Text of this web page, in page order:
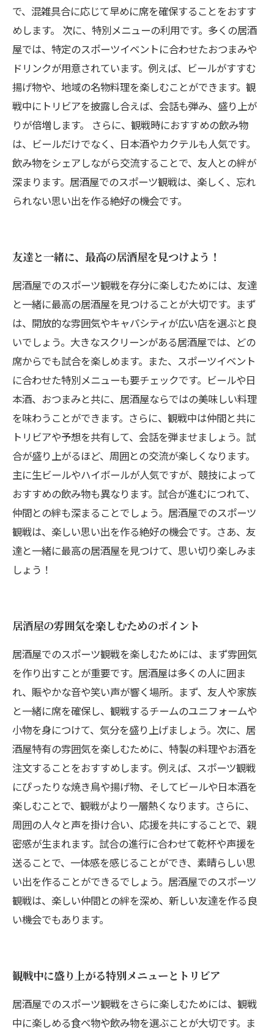
で、混雑具合に応じて早めに席を確保することをおすす
めします。 次に、特別メニューの利用です。多くの居酒
屋では、特定のスポーツイベントに合わせたおつまみや
ドリンクが用意されています。例えば、ビールがすすむ
揚げ物や、地域の名物料理を楽しむことができます。観
戦中にトリビアを披露し合えば、会話も弾み、盛り上が
りが倍増します。 さらに、観戦時におすすめの飲み物
は、ビールだけでなく、日本酒やカクテルも人気です。
飲み物をシェアしながら交流することで、友人との絆が
深まります。居酒屋でのスポーツ観戦は、楽しく、忘れ
られない思い出を作る絶好の機会です。
友達と一緒に、最高の居酒屋を見つけよう！
居酒屋でのスポーツ観戦を存分に楽しむためには、友達
と一緒に最高の居酒屋を見つけることが大切です。まず
は、開放的な雰囲気やキャパシティが広い店を選ぶと良
いでしょう。大きなスクリーンがある居酒屋では、どの
席からでも試合を楽しめます。また、スポーツイベント
に合わせた特別メニューも要チェックです。ビールや日
本酒、おつまみと共に、居酒屋ならではの美味しい料理
を味わうことができます。さらに、観戦中は仲間と共に
トリビアや予想を共有して、会話を弾ませましょう。試
合が盛り上がるほど、周囲との交流が楽しくなります。
主に生ビールやハイボールが人気ですが、競技によって
おすすめの飲み物も異なります。試合が進むにつれて、
仲間との絆も深まることでしょう。居酒屋でのスポーツ
観戦は、楽しい思い出を作る絶好の機会です。さあ、友
達と一緒に最高の居酒屋を見つけて、思い切り楽しみま
しょう！
居酒屋の雰囲気を楽しむためのポイント
居酒屋でのスポーツ観戦を楽しむためには、まず雰囲気
を作り出すことが重要です。居酒屋は多くの人に囲ま
れ、賑やかな音や笑い声が響く場所。まず、友人や家族
と一緒に席を確保し、観戦するチームのユニフォームや
小物を身につけて、気分を盛り上げましょう。次に、居
酒屋特有の雰囲気を楽しむために、特製の料理やお酒を
注文することをおすすめします。例えば、スポーツ観戦
にぴったりな焼き鳥や揚げ物、そしてビールや日本酒を
楽しむことで、観戦がより一層熱くなります。さらに、
周囲の人々と声を掛け合い、応援を共にすることで、親
密感が生まれます。試合の進行に合わせて乾杯や声援を
送ることで、一体感を感じることができ、素晴らしい思
い出を作ることができるでしょう。居酒屋でのスポーツ
観戦は、楽しい仲間との絆を深め、新しい友達を作る良
い機会でもあります。
観戦中に盛り上がる特別メニューとトリビア
居酒屋でのスポーツ観戦をさらに楽しむためには、観戦
中に楽しめる食べ物や飲み物を選ぶことが大切です。ま